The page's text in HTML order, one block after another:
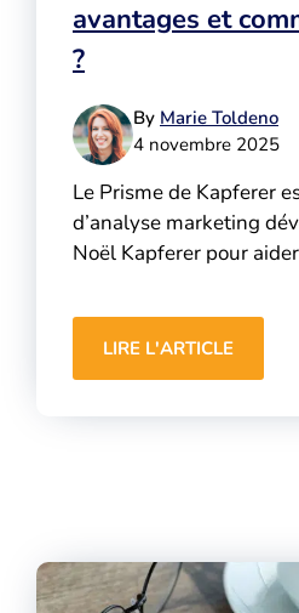
avantages et
?
By Marie Toldeno
4 novembre 2025
Le Prisme de Kapferer
d’analyse marketing
Noël Kapferer pour
LIRE L'ARTICLE